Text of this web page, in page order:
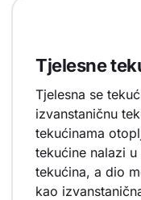
Tjelesne
Tjelesna se
izvanstaničnu
tekućinama
tekućine nalazi
tekućina, a dio
kao